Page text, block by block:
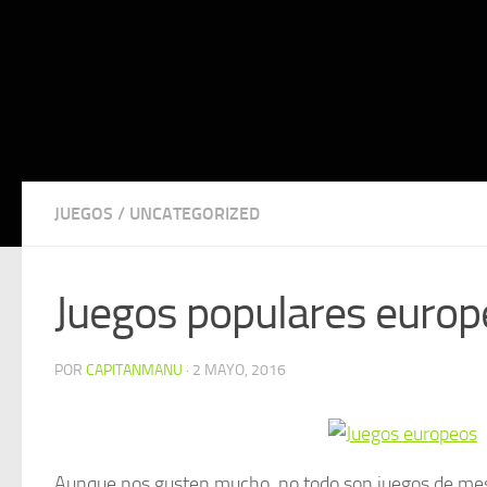
JUEGOS / UNCATEGORIZED
Juegos populares
POR CAPITANMANU · 2 MAYO, 2016